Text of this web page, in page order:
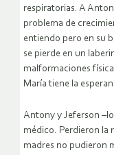
respiratorias. A
problema de
entiendo pero en su
se pierde en un
malformaciones
María tiene la
Antony y Jeferson
médico. Perdieron la
madres no pudieron